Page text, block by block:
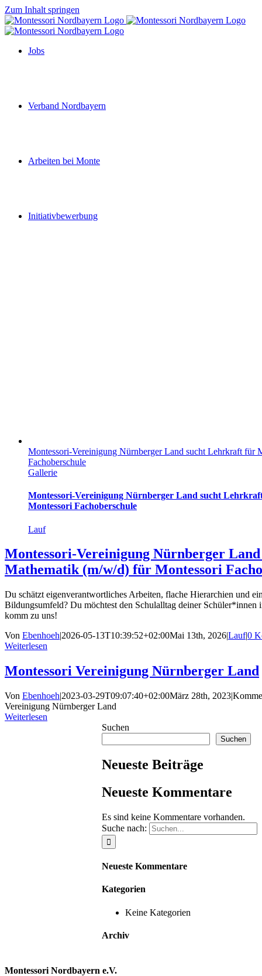
Zum Inhalt springen
Jobs
Verband Nordbayern
Arbeiten bei Monte
Initiativbewerbung
Montessori-Vereinigung Nürnberger Land sucht Lehrkraft für
Fachoberschule
Gallerie
Montessori-Vereinigung Nürnberger Land sucht
Montessori Fachoberschule
Lauf
Montessori-Vereinigung Nürnberger
Mathematik (m/w/d) für Montessori
Du schätzt eigenverantwortliches Arbeiten, flache Hierarchien und
Bildungsumfeld? Du möchtest den Schulalltag deiner
komm zu uns!
Von Ebenhoeh|2026-05-13T10:39:52+02:00Mai 13th, 2026|Lauf|0
Weiterlesen
Montessori Vereinigung Nürnberger Land
Von Ebenhoeh|2023-03-29T09:07:40+02:00März 28th, 2023|
Vereinigung Nürnberger Land
Weiterlesen
Suchen
Suchen
Neueste Beiträge
Neueste Kommentare
Es sind keine Kommentare vorhanden.
Suche nach:
Neueste Kommentare
Kategorien
Keine Kategorien
Archiv
Montessori Nordbayern e.V.